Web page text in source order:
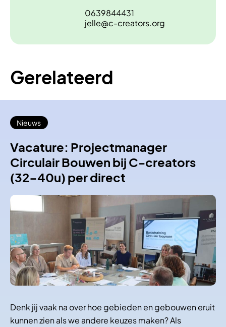
0639844431
jelle@c-creators.org
Gerelateerd
Nieuws
Vacature: Projectmanager
Circulair Bouwen bij C-creators
(32-40u) per direct
Denk jij vaak na over hoe gebieden en gebouwen eruit
kunnen zien als we andere keuzes maken? Als